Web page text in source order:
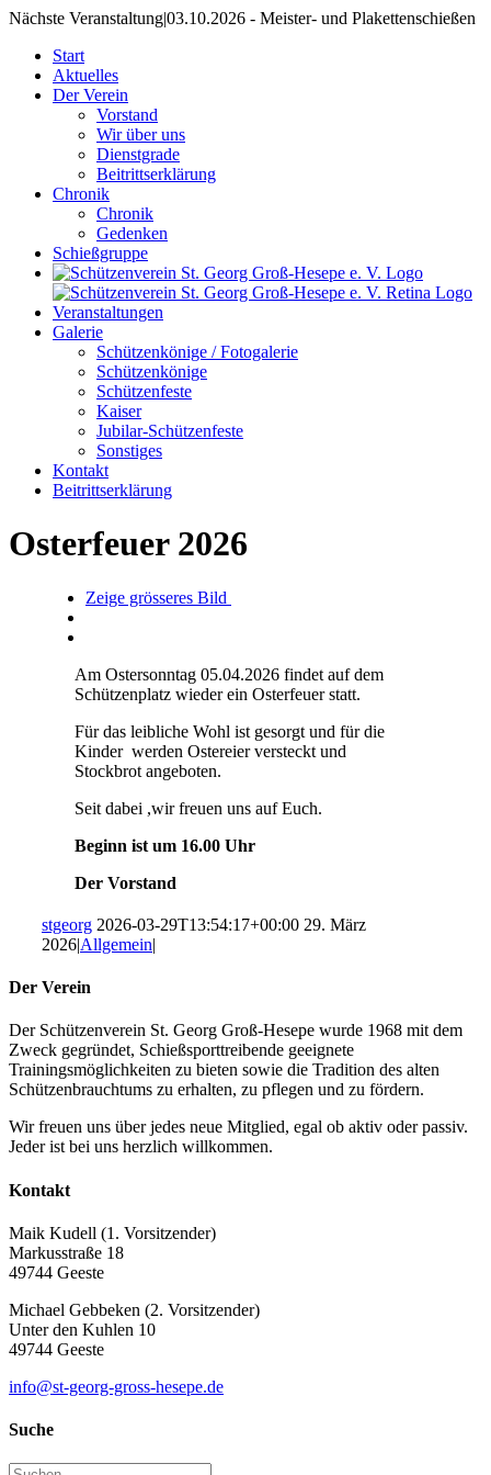
Nächste Veranstaltung|03.10.2026 - Meister- und Plakettenschießen
Start
Aktuelles
Der Verein
Vorstand
Wir über uns
Dienstgrade
Beitrittserklärung
Chronik
Chronik
Gedenken
Schießgruppe
Veranstaltungen
Galerie
Schützenkönige / Fotogalerie
Schützenkönige
Schützenfeste
Kaiser
Jubilar-Schützenfeste
Sonstiges
Kontakt
Beitrittserklärung
Osterfeuer 2026
Zeige grösseres Bild
Am Ostersonntag 05.04.2026 findet auf dem
Schützenplatz wieder ein Osterfeuer statt.
Für das leibliche Wohl ist gesorgt und für die
Kinder werden Ostereier versteckt und
Stockbrot angeboten.
Seit dabei ,wir freuen uns auf Euch.
Beginn ist um 16.00 Uhr
Der Vorstand
stgeorg 2026-03-29T13:54:17+00:00 29. März
2026|Allgemein|
Der Verein
Der Schützenverein St. Georg Groß-Hesepe wurde 1968 mit dem
Zweck gegründet, Schießsporttreibende geeignete
Trainingsmöglichkeiten zu bieten sowie die Tradition des alten
Schützenbrauchtums zu erhalten, zu pflegen und zu fördern.
Wir freuen uns über jedes neue Mitglied, egal ob aktiv oder passiv.
Jeder ist bei uns herzlich willkommen.
Kontakt
Maik Kudell (1. Vorsitzender)
Markusstraße 18
49744 Geeste
Michael Gebbeken (2. Vorsitzender)
Unter den Kuhlen 10
49744 Geeste
info@st-georg-gross-hesepe.de
Suche